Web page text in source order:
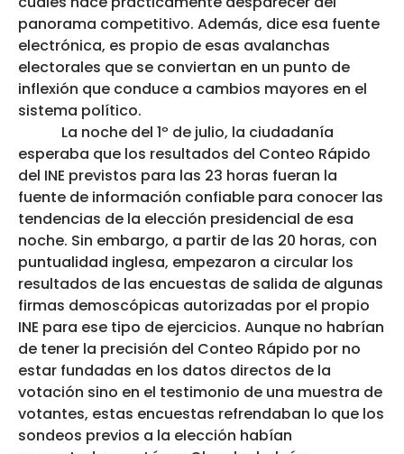
panorama competitivo. Además, dice esa fuente
electrónica, es propio de esas avalanchas
electorales que se conviertan en un punto de
inflexión que conduce a cambios mayores en el
sistema político.
La noche del 1º de julio, la ciudadanía
esperaba que los resultados del Conteo Rápido
del INE previstos para las 23 horas fueran la
fuente de información confiable para conocer las
tendencias de la elección presidencial de esa
noche. Sin embargo, a partir de las 20 horas, con
puntualidad inglesa, empezaron a circular los
resultados de las encuestas de salida de algunas
firmas demoscópicas autorizadas por el propio
INE para ese tipo de ejercicios. Aunque no habrían
de tener la precisión del Conteo Rápido por no
estar fundadas en los datos directos de la
votación sino en el testimonio de una muestra de
votantes, estas encuestas refrendaban lo que los
sondeos previos a la elección habían